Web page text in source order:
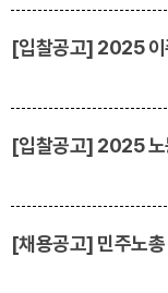
[입찰공고] 2025 이
[입찰공고] 2025 노
[채용공고] 민주노
노동상담
업무